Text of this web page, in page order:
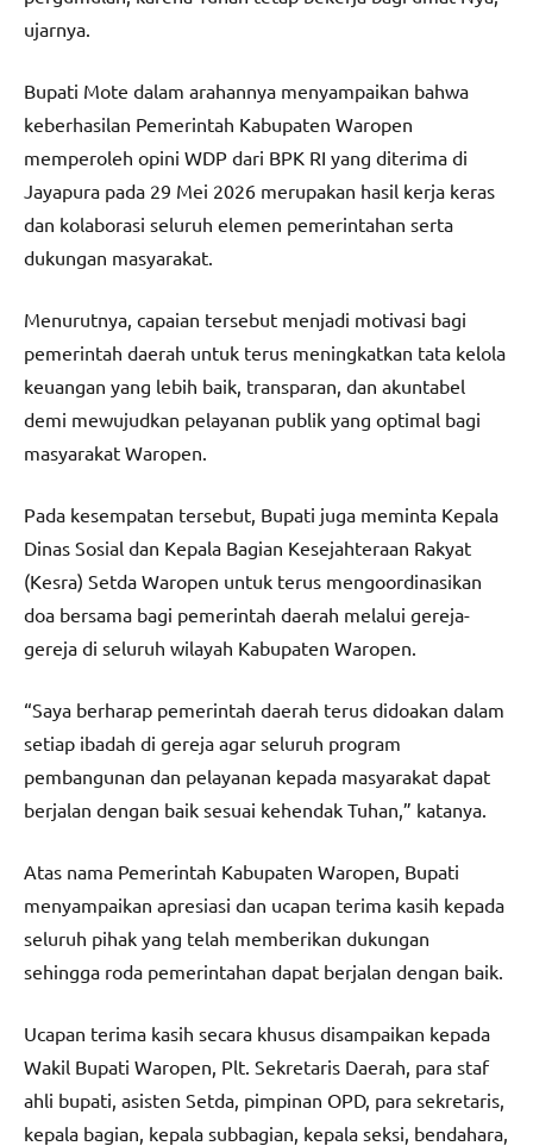
ujarnya.
Bupati Mote dalam arahannya menyampaikan bahwa
keberhasilan Pemerintah Kabupaten Waropen
memperoleh opini WDP dari BPK RI yang diterima di
Jayapura pada 29 Mei 2026 merupakan hasil kerja keras
dan kolaborasi seluruh elemen pemerintahan serta
dukungan masyarakat.
Menurutnya, capaian tersebut menjadi motivasi bagi
pemerintah daerah untuk terus meningkatkan tata kelola
keuangan yang lebih baik, transparan, dan akuntabel
demi mewujudkan pelayanan publik yang optimal bagi
masyarakat Waropen.
Pada kesempatan tersebut, Bupati juga meminta Kepala
Dinas Sosial dan Kepala Bagian Kesejahteraan Rakyat
(Kesra) Setda Waropen untuk terus mengoordinasikan
doa bersama bagi pemerintah daerah melalui gereja-
gereja di seluruh wilayah Kabupaten Waropen.
“Saya berharap pemerintah daerah terus didoakan dalam
setiap ibadah di gereja agar seluruh program
pembangunan dan pelayanan kepada masyarakat dapat
berjalan dengan baik sesuai kehendak Tuhan,” katanya.
Atas nama Pemerintah Kabupaten Waropen, Bupati
menyampaikan apresiasi dan ucapan terima kasih kepada
seluruh pihak yang telah memberikan dukungan
sehingga roda pemerintahan dapat berjalan dengan baik.
Ucapan terima kasih secara khusus disampaikan kepada
Wakil Bupati Waropen, Plt. Sekretaris Daerah, para staf
ahli bupati, asisten Setda, pimpinan OPD, para sekretaris,
kepala bagian, kepala subbagian, kepala seksi, bendahara,